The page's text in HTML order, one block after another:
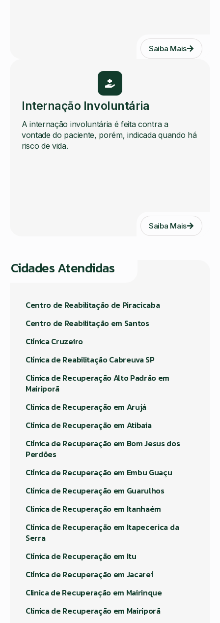
Saiba Mais
Internação Involuntária
A internação involuntária é feita contra a
vontade do paciente, porém, indicada quando há
risco de vida.
Saiba Mais
Cidades Atendidas
Centro de Reabilitação de Piracicaba
Centro de Reabilitação em Santos
Clínica Cruzeiro
Clínica de Reabilitação Cabreuva SP
Clínica de Recuperação Alto Padrão em
Mairiporã
Clínica de Recuperação em Arujá
Clínica de Recuperação em Atibaia
Clínica de Recuperação em Bom Jesus dos
Perdões
Clínica de Recuperação em Embu Guaçu
Clínica de Recuperação em Guarulhos
Clínica de Recuperação em Itanhaém
Clínica de Recuperação em Itapecerica da
Serra
Clínica de Recuperação em Itu
Clínica de Recuperação em Jacareí
Clinica de Recuperação em Mairinque
Clínica de Recuperação em Mairiporã